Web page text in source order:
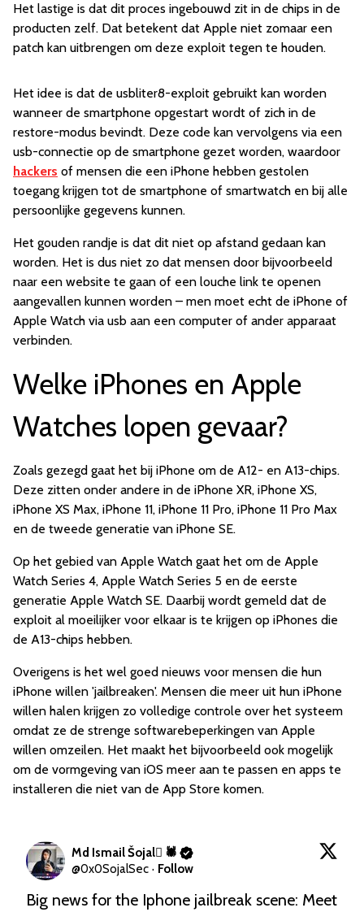
Het lastige is dat dit proces ingebouwd zit in de chips in de
producten zelf. Dat betekent dat Apple niet zomaar een
patch kan uitbrengen om deze exploit tegen te houden.
Het idee is dat de usbliter8-exploit gebruikt kan worden
wanneer de smartphone opgestart wordt of zich in de
restore-modus bevindt. Deze code kan vervolgens via een
usb-connectie op de smartphone gezet worden, waardoor
hackers of mensen die een iPhone hebben gestolen
toegang krijgen tot de smartphone of smartwatch en bij alle
persoonlijke gegevens kunnen.
Het gouden randje is dat dit niet op afstand gedaan kan
worden. Het is dus niet zo dat mensen door bijvoorbeeld
naar een website te gaan of een louche link te openen
aangevallen kunnen worden – men moet echt de iPhone of
Apple Watch via usb aan een computer of ander apparaat
verbinden.
Welke iPhones en Apple
Watches lopen gevaar?
Zoals gezegd gaat het bij iPhone om de A12- en A13-chips.
Deze zitten onder andere in de iPhone XR, iPhone XS,
iPhone XS Max, iPhone 11, iPhone 11 Pro, iPhone 11 Pro Max
en de tweede generatie van iPhone SE.
Op het gebied van Apple Watch gaat het om de Apple
Watch Series 4, Apple Watch Series 5 en de eerste
generatie Apple Watch SE. Daarbij wordt gemeld dat de
exploit al moeilijker voor elkaar is te krijgen op iPhones die
de A13-chips hebben.
Overigens is het wel goed nieuws voor mensen die hun
iPhone willen 'jailbreaken'. Mensen die meer uit hun iPhone
willen halen krijgen zo volledige controle over het systeem
omdat ze de strenge softwarebeperkingen van Apple
willen omzeilen. Het maakt het bijvoorbeeld ook mogelijk
om de vormgeving van iOS meer aan te passen en apps te
installeren die niet van de App Store komen.
Md Ismail Šojal 🕷️
@0x0SojalSec · Follow
Big news for the Iphone jailbreak scene: Meet